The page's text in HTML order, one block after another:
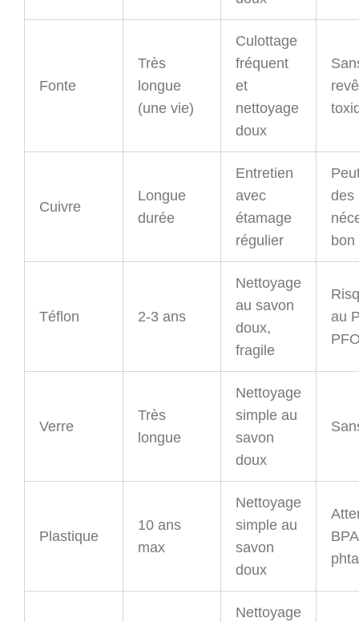
Fonte
Très
longue
(une vie)
Culottage
fréquent
et
nettoyage
doux
Cuivre
Longue
durée
Entretien
avec
étamage
régulier
des
Téflon 2-3 ans
Nettoyage
au savon
doux,
fragile
au
Verre
Très
longue
Nettoyage
simple au
savon
doux
Plastique
10 ans
max
Nettoyage
simple au
savon
doux
Nettoyage